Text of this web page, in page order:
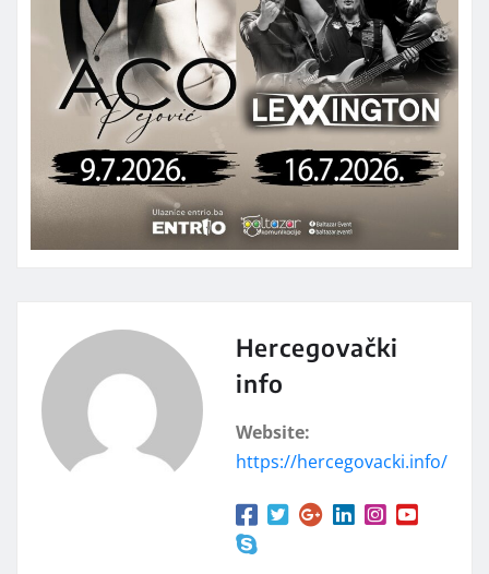
Hercegovački
info
Website:
https://hercegovacki.info/